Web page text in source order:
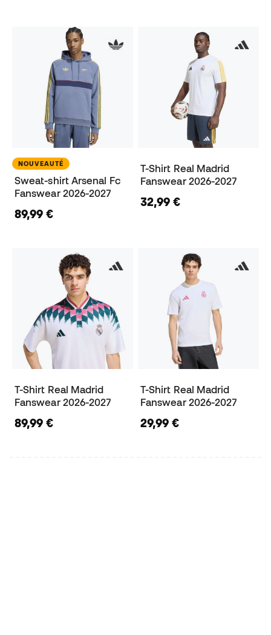
NOUVEAUTÉ
Sweat-shirt Arsenal Fc
Fanswear 2026-2027
89,99 €
T-Shirt Real Madrid
Fanswear 2026-2027
32,99 €
T-Shirt Real Madrid
Fanswear 2026-2027
89,99 €
T-Shirt Real Madrid
Fanswear 2026-2027
29,99 €